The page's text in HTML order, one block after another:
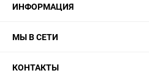
ИНФОРМАЦИЯ
МЫ В СЕТИ
КОНТАКТЫ